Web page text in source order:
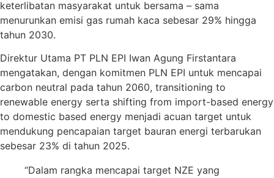
keterlibatan masyarakat untuk bersama – sama
menurunkan emisi gas rumah kaca sebesar 29% hingga
tahun 2030.
Direktur Utama PT PLN EPI Iwan Agung Firstantara
mengatakan, dengan komitmen PLN EPI untuk mencapai
carbon neutral pada tahun 2060, transitioning to
renewable energy serta shifting from import-based energy
to domestic based energy menjadi acuan target untuk
mendukung pencapaian target bauran energi terbarukan
sebesar 23% di tahun 2025.
“Dalam rangka mencapai target NZE yang